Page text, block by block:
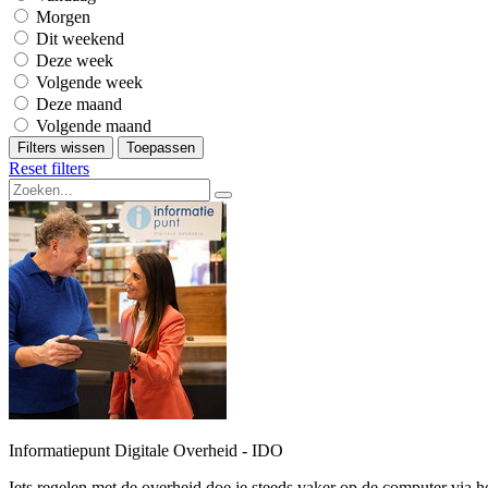
Morgen
Dit weekend
Deze week
Volgende week
Deze maand
Volgende maand
Filters wissen Toepassen
Reset filters
Informatiepunt Digitale Overheid - IDO